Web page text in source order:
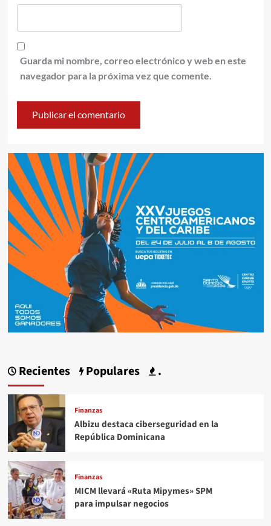
Guarda mi nombre, correo electrónico y web en este
navegador para la próxima vez que comente.
Recientes Populares .
Finanzas
Albizu destaca ciberseguridad en la
República Dominicana
Finanzas
MICM llevará «Ruta Mipymes» SPM
para impulsar negocios